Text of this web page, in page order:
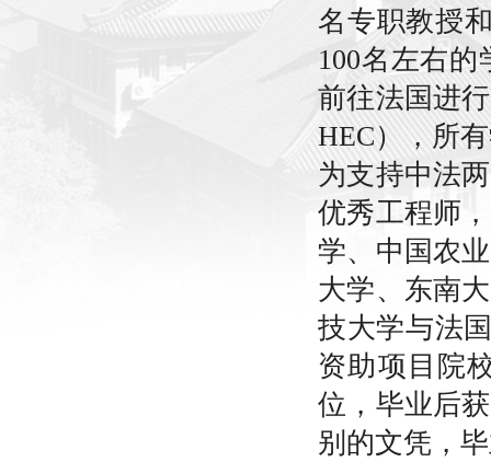
名专职教授
100名左右
前往法国进
HEC），所
为支持中法
优秀工程师
学、中国农
大学、东南
技大学与法
资助项目院
位，毕业后
别的文凭，